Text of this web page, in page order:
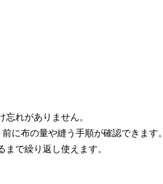
れがありません。
に布の量や縫う手順が確認できます。
で繰り返し使えます。